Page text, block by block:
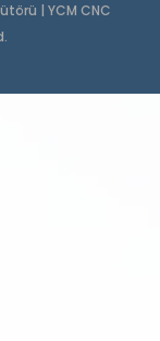
| YCM CNC